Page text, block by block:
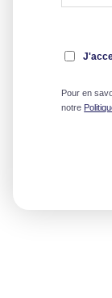
Pour en
notre